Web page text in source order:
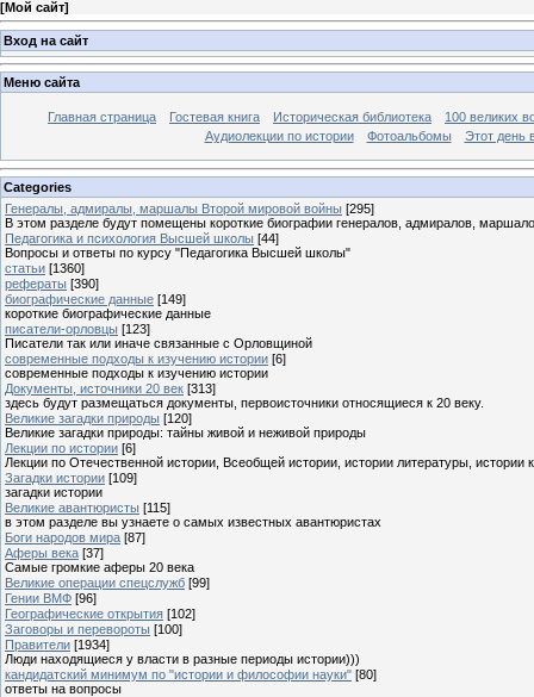
[Мой сайт]
Вход на сайт
Меню сайта
Главная страница Гостевая книга Историческая библиотека
100 великих
Аудиолекции по истории
Фотоальбомы Этот день
Categories
Генералы, адмиралы, маршалы Второй мировой войны [295]
В этом разделе будут помещены короткие биографии генералов, адмиралов,
Педагогика и психология Высшей школы [44]
Вопросы и ответы по курсу "Педагогика Высшей школы"
статьи [1360]
рефераты [390]
биографические данные [149]
короткие биографические данные
писатели-орловцы [123]
Писатели так или иначе связанные с Орловщиной
современные подходы к изучению истории [6]
современные подходы к изучению истории
Документы, источники 20 век [313]
здесь будут размещаться документы, первоисточники относящиеся к 20 веку.
Великие загадки природы [120]
Великие загадки природы: тайны живой и неживой природы
Лекции по истории [6]
Лекции по Отечественной истории, Всеобщей истории, истории литературы, истории
Загадки истории [109]
загадки истории
Великие авантюристы [115]
в этом разделе вы узнаете о самых известных авантюристах
Боги народов мира [87]
Аферы века [37]
Самые громкие аферы 20 века
Великие операции спецслужб [99]
Гении ВМФ [96]
Географические открытия [102]
Заговоры и перевороты [100]
Правители [1934]
Люди находящиеся у власти в разные периоды истории)))
кандидатский минимум по "истории и философии науки" [80]
ответы на вопросы